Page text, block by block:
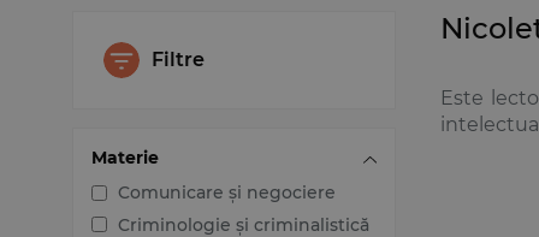
Filtre
Materie
Comunicare și negociere
Criminologie și criminalistică
Este